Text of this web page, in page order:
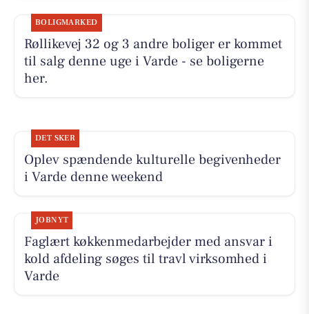
BOLIGMARKED
Røllikevej 32 og 3 andre boliger er kommet
til salg denne uge i Varde - se boligerne
her.
DET SKER
Oplev spændende kulturelle begivenheder
i Varde denne weekend
JOBNYT
Faglært køkkenmedarbejder med ansvar i
kold afdeling søges til travl virksomhed i
Varde